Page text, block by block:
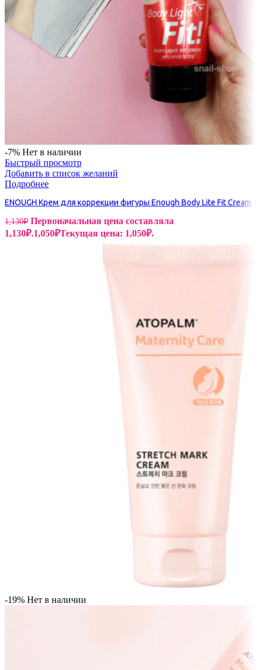
-7% Нет в наличии
Быстрый просмотр
Добавить в список желаний
Подробнее
ENOUGH Крем для коррекции фигуры Enough Body Lite Fit Cream
1,130₽ Первоначальная цена составляла
1,130₽.1,050₽Текущая цена: 1,050₽.
-19% Нет в наличии